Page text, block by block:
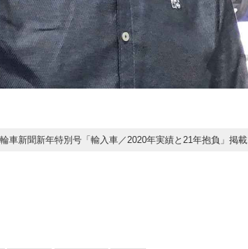
車新聞新年特別号「輸入車／2020年実績と21年抱負」掲載